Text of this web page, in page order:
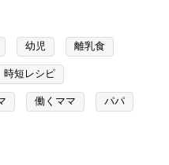
幼児 離乳食
時短レシピ
働くママ パパ